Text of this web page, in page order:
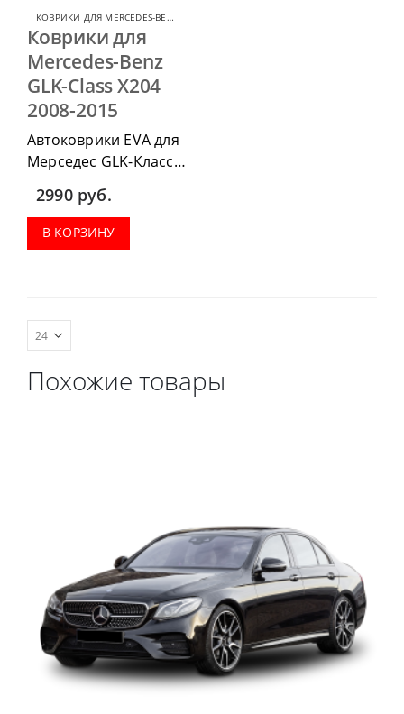
КОВРИКИ ДЛЯ MERCEDES-BENZ GLK
Коврики для
Mercedes-Benz
GLK-Class X204
2008-2015
Автоковрики EVA для
Мерседес GLK-Класс
x204 2008-2015 г.в.
можно приобрести в
комплектации:
водительский коврик,
2990 руб.
В КОРЗИНУ
Похожие товары